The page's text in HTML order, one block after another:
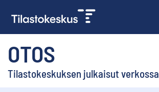
OTOS
Tilastokeskuksen julkaisut verkossa